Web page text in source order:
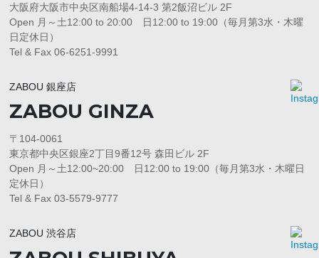
大阪府大阪市中央区南船場4-14-3 第2飯沼ビル 2F
Open 月～土12:00 to 20:00 日12:00 to 19:00（毎月第3水・木曜
日定休日）
Tel & Fax 06-6251-9991
ZABOU 銀座店
ZABOU GINZA
〒104-0061
東京都中央区銀座2丁目9番12号 森田ビル 2F
Open 月～土12:00~20:00 日12:00 to 19:00（毎月第3水・木曜日
定休日）
Tel & Fax 03-5579-9777
ZABOU 渋谷店